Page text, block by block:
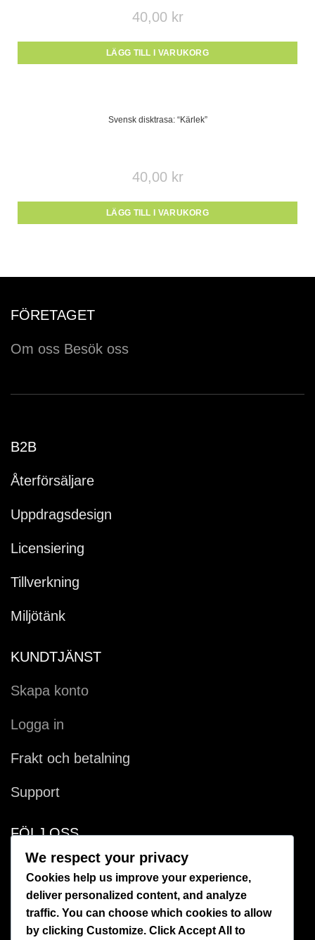
40,00 kr
LÄGG TILL I VARUKORG
Svensk disktrasa: “Kärlek”
40,00 kr
LÄGG TILL I VARUKORG
FÖRETAGET
Om oss Besök oss
B2B
Återförsäljare
Uppdragsdesign
Licensiering
Tillverkning
Miljötänk
KUNDTJÄNST
Skapa konto
Logga in
Frakt och betalning
Support
FÖLJ OSS
Facebook
Instagram
We respect your privacy
Cookies help us improve your experience,
deliver personalized content, and analyze
traffic. You can choose which cookies to allow
by clicking Customize. ClickAccept All to